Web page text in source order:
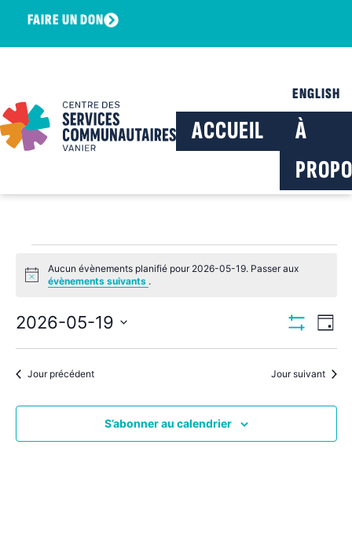
FAIRE UN DON
ENGLISH
ACCUEIL
À
Notice
Aucun évènements planifié pour 2026-05-19. Passer aux
évènements suivants .
parde
Jour
2026-05-19
une
date.Jour précédent Jour suivant
S’abonner au calendrier